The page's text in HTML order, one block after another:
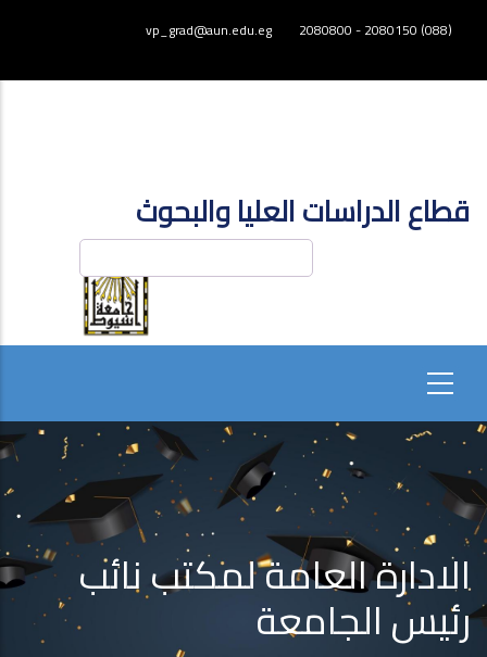
الرئيسي
(088) 2080150 - 2080800
vp_grad@aun.edu.eg
قطاع الدراسات العليا والبحوث
بحث
الادارة العامة لمكتب نائب
رئيس الجامعة